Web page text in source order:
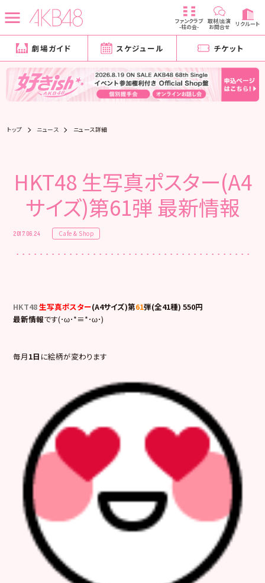
ファンクラブ
-柱の会-
取材/出演
お問合せ リクルート
劇場ガイド スケジュール チケット
トップ ニュース ニュース詳細
HKT48 生写真ポスター(A4
サイズ)第61弾 最新情報
2017.06.24 Cafe & Shop
HKT48生写真ポスター(A4サイズ)第61弾(全41種) 550円
最新情報です(･ω･*≡*･ω･)
毎月1日 に絵柄が変わります